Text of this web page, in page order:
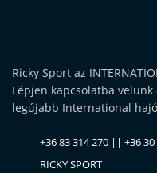
Ricky Sport az
Lépjen kapcsolatba
legújabb International
+36 83 314 270 || +36 30
RICKY SPORT